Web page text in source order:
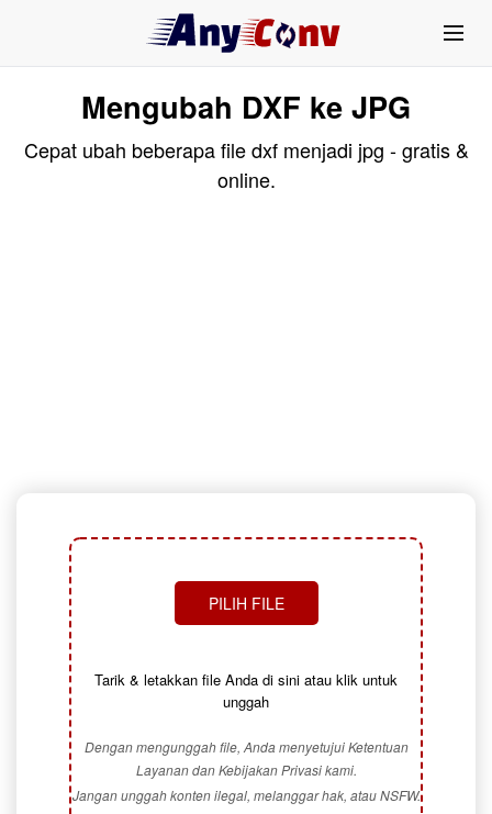
Mengubah DXF ke JPG
Cepat ubah beberapa file dxf menjadi jpg - gratis &
online.
PILIH FILE
Tarik & letakkan file Anda di sini atau klik untuk
unggah
Dengan mengunggah file, Anda menyetujui Ketentuan
Layanan dan Kebijakan Privasi kami.
Jangan unggah konten ilegal, melanggar hak, atau NSFW.